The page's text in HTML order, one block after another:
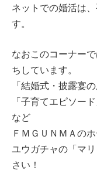
ネットでの婚活は
す。
なおこのコーナー
ちしています。
「結婚式・披露宴
「子育てエピソー
など
ＦＭＧＵＮＭＡのホ
ユウガチャの「マ
さい！